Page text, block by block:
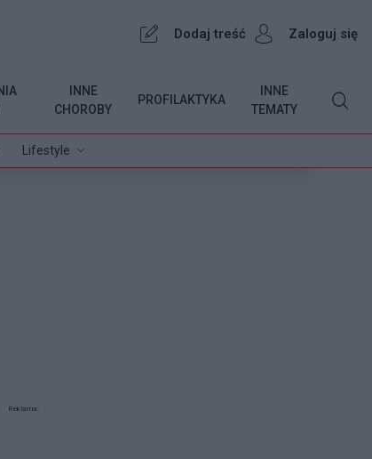
Dodaj treść Zaloguj się
Lifestyle
INNE
CHOROBY
PROFILAKTYKA
INNE
TEMATY
Reklama: